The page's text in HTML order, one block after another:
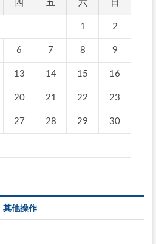
四 五 六 日
1 2
6 7 8 9
13 14 15 16
20 21 22 23
27 28 29 30
其他操作